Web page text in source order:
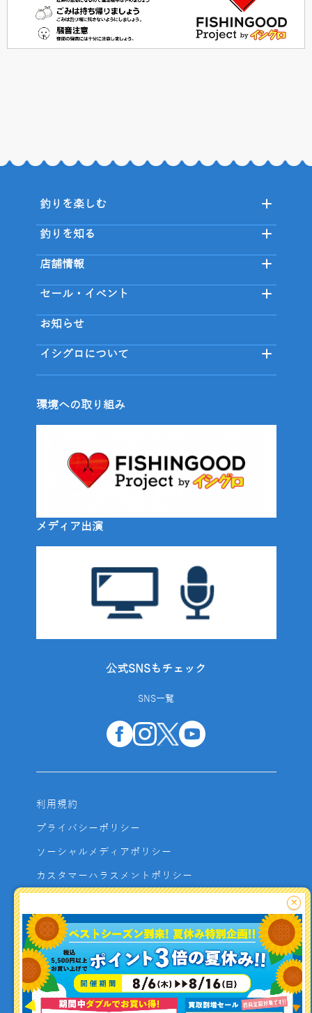
釣り情報を
釣りを楽しむ
釣りを知る
店舗情報
セール・イベント
お知らせ
イシグロについて
環境への取り組み
メディア出演
公式SNSもチェック
SNS一覧
利用規約
プライバシーポリシー
ソーシャルメディアポリシー
カスタマーハラスメントポリシー
よくあるご質問
お問い合わせ
利用者資金の保全方法
×